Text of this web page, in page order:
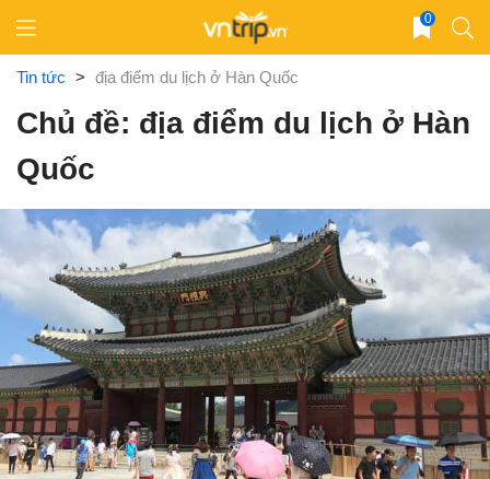
content
0
Tin tức > địa điểm du lịch ở Hàn Quốc
Chủ đề: địa điểm du lịch ở Hàn
Quốc